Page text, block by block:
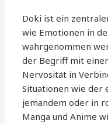
Doki ist ein
wie Emotionen in
wahrgenommen
der Begriff mit
Nervosität in
Situationen wie der
jemandem oder in
Manga und Anime